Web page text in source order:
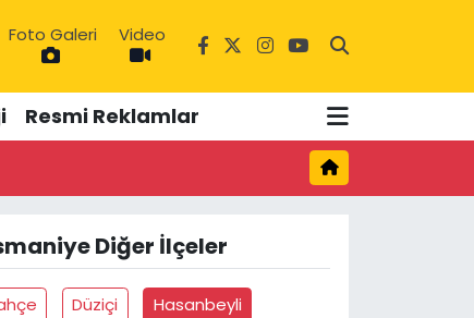
Foto Galeri Video
Resmi Reklamlar
Diğer İlçeler
Düziçi
Hasanbeyli